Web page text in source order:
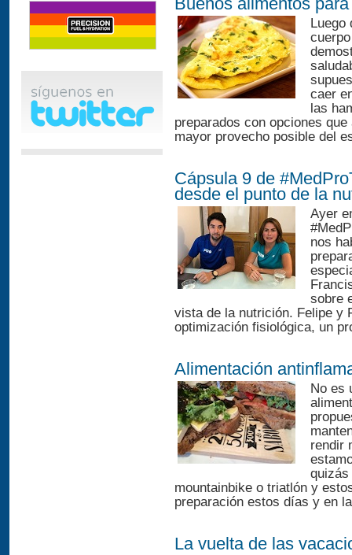
Luego
caer
las
preparados con opciones
mayor provecho posible del
Cápsula 9 de
desde el punto de la
Ayer
nos
sobre
vista de la nutrición. Felipe y
optimización fisiológica, un
Alimentación
No es
rendir
quizás
mountainbike o triatlón y
preparación estos días y en
La vuelta de las